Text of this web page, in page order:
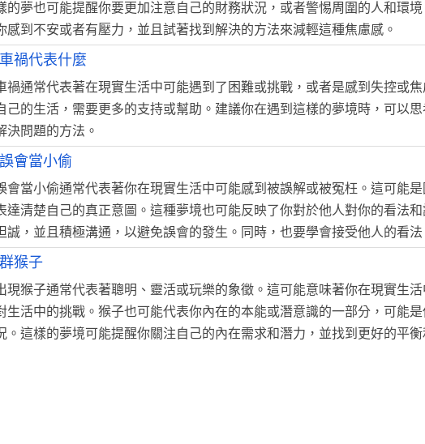
的夢也可能提醒你要更加注意自己的財務狀況，或者警惕周圍的人和環
感到不安或者有壓力，並且試著找到解決的方法來減輕這種焦慮感。
禍代表什麼
禍通常代表著在現實生活中可能遇到了困難或挑戰，或者是感到失控或
己的生活，需要更多的支持或幫助。建議你在遇到這樣的夢境時，可以
決問題的方法。
會當小偷
會當小偷通常代表著你在現實生活中可能感到被誤解或被冤枉。這可能
達清楚自己的真正意圖。這種夢境也可能反映了你對於他人對你的看法
誠，並且積極溝通，以避免誤會的發生。同時，也要學會接受他人的看
猴子
現猴子通常代表著聰明、靈活或玩樂的象徵。這可能意味著你在現實生
生活中的挑戰。猴子也可能代表你內在的本能或潛意識的一部分，可能
。這樣的夢境可能提醒你關注自己的內在需求和潛力，並找到更好的平衡